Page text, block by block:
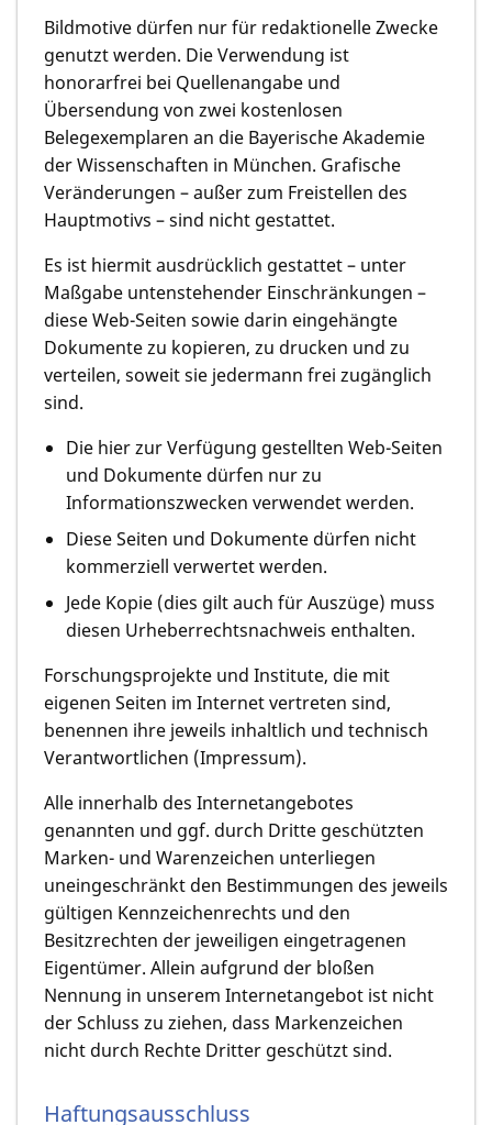
Bildmotive dürfen nur für redaktionelle Zwecke
genutzt werden. Die Verwendung ist
honorarfrei bei Quellenangabe und
Übersendung von zwei kostenlosen
Belegexemplaren an die Bayerische Akademie
der Wissenschaften in München. Grafische
Veränderungen – außer zum Freistellen des
Hauptmotivs – sind nicht gestattet.
Es ist hiermit ausdrücklich gestattet – unter
Maßgabe untenstehender Einschränkungen –
diese Web-Seiten sowie darin eingehängte
Dokumente zu kopieren, zu drucken und zu
verteilen, soweit sie jedermann frei zugänglich
sind.
Die hier zur Verfügung gestellten Web-Seiten
und Dokumente dürfen nur zu
Informationszwecken verwendet werden.
Diese Seiten und Dokumente dürfen nicht
kommerziell verwertet werden.
Jede Kopie (dies gilt auch für Auszüge) muss
diesen Urheberrechtsnachweis enthalten.
Forschungsprojekte und Institute, die mit
eigenen Seiten im Internet vertreten sind,
benennen ihre jeweils inhaltlich und technisch
Verantwortlichen (Impressum).
Alle innerhalb des Internetangebotes
genannten und ggf. durch Dritte geschützten
Marken- und Warenzeichen unterliegen
uneingeschränkt den Bestimmungen des jeweils
gültigen Kennzeichenrechts und den
Besitzrechten der jeweiligen eingetragenen
Eigentümer. Allein aufgrund der bloßen
Nennung in unserem Internetangebot ist nicht
der Schluss zu ziehen, dass Markenzeichen
nicht durch Rechte Dritter geschützt sind.
Haftungsausschluss